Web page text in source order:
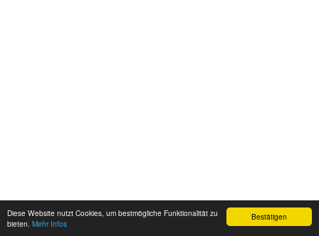
Bestätigen
Diese Website nutzt Cookies, um bestmögliche Funktionalität zu
bieten. Mehr Infos